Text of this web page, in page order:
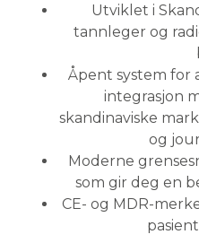
Utviklet i
tannleger og
Åpent system for
integrasjon
skandinaviske
og
Moderne
som gir deg en
CE- og MDR-